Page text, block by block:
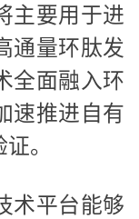
主要用于进
通量环肽发
全面融入环
速推进自有
。
术平台能够